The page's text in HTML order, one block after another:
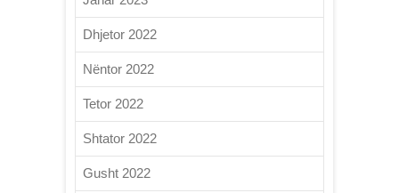
Dhjetor 2022
Nëntor 2022
Tetor 2022
Shtator 2022
Gusht 2022